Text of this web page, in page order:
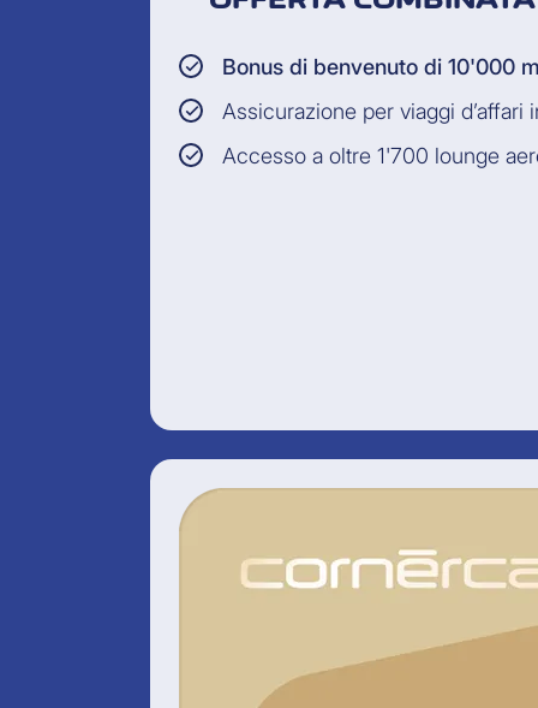
Bonus di benvenuto di 10'000
Assicurazione per viaggi d’affari
Accesso a oltre 1'700 lounge